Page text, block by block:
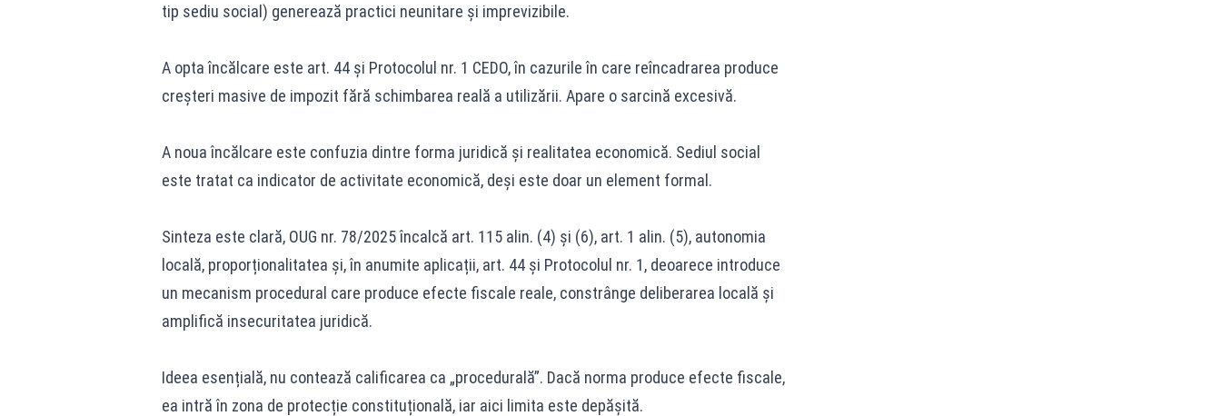
tip sediu social) generează practici neunitare și imprevizibile.
A opta încălcare este art. 44 și Protocolul nr. 1 CEDO, în cazurile în care reîncadrarea produce
creșteri masive de impozit fără schimbarea reală a utilizării. Apare o sarcină excesivă.
A noua încălcare este confuzia dintre forma juridică și realitatea economică. Sediul social
este tratat ca indicator de activitate economică, deși este doar un element formal.
Sinteza este clară, OUG nr. 78/2025 încalcă art. 115 alin. (4) și (6), art. 1 alin. (5), autonomia
locală, proporționalitatea și, în anumite aplicații, art. 44 și Protocolul nr. 1, deoarece introduce
un mecanism procedural care produce efecte fiscale reale, constrânge deliberarea locală și
amplifică insecuritatea juridică.
Ideea esențială, nu contează calificarea ca „procedurală”. Dacă norma produce efecte fiscale,
ea intră în zona de protecție constituțională, iar aici limita este depășită.